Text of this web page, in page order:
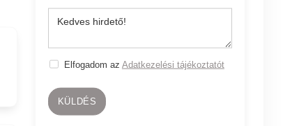
Elfogadom az Adatkezelési tájékoztatót
KÜLDÉS